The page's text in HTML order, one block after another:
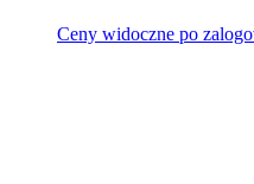
Ceny widoczne po